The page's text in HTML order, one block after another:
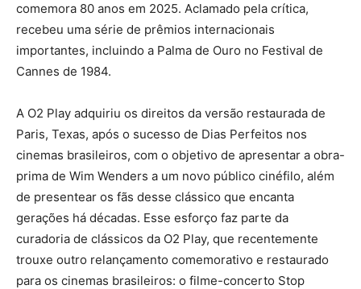
comemora 80 anos em 2025. Aclamado pela crítica,
recebeu uma série de prêmios internacionais
importantes, incluindo a Palma de Ouro no Festival de
Cannes de 1984.
A O2 Play adquiriu os direitos da versão restaurada de
Paris, Texas, após o sucesso de Dias Perfeitos nos
cinemas brasileiros, com o objetivo de apresentar a obra-
prima de Wim Wenders a um novo público cinéfilo, além
de presentear os fãs desse clássico que encanta
gerações há décadas. Esse esforço faz parte da
curadoria de clássicos da O2 Play, que recentemente
trouxe outro relançamento comemorativo e restaurado
para os cinemas brasileiros: o filme-concerto Stop